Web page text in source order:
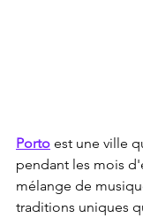
Porto est une ville
pendant les mois
mélange de
traditions uniques